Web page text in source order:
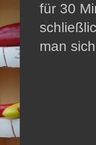
für 30
man